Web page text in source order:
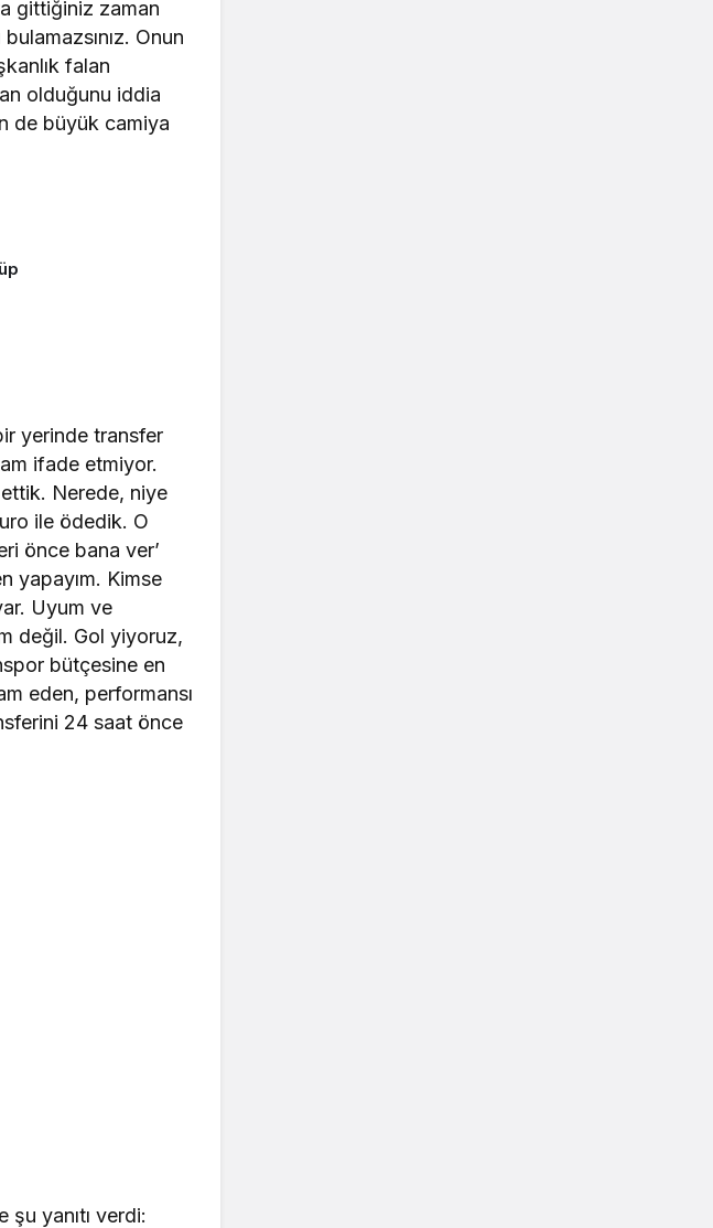
gittiğiniz zaman
Onun
falan
olduğunu iddia
de büyük camiya
yerinde transfer
ifade etmiyor.
Nerede, niye
ile ödedik. O
önce bana ver’
yapayım. Kimse
Uyum ve
değil. Gol yiyoruz,
bütçesine en
eden, performansı
24 saat önce
şu yanıtı verdi: